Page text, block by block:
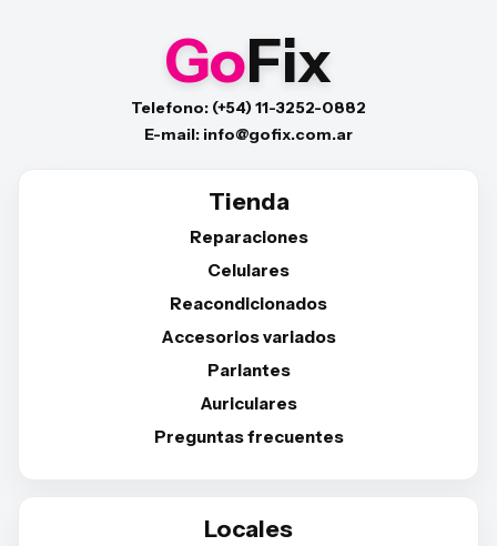
GoFix
Telefono: (+54) 11-3252-0882
E-mail: info@gofix.com.ar
Tienda
Reparaciones
Celulares
Reacondicionados
Accesorios variados
Parlantes
Auriculares
Preguntas frecuentes
Locales